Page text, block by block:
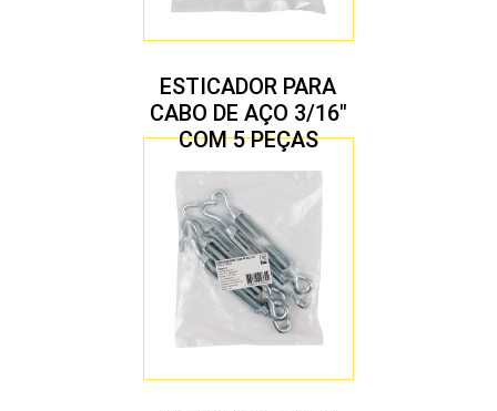
ESTICADOR PARA
CABO DE AÇO 3/16″
COM 5 PEÇAS